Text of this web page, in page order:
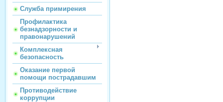
Служба примирения
Профилактика
безнадзорности и
правонарушений
Комплексная
безопасность
Оказание первой
помощи пострадавшим
Противодействие
коррупции